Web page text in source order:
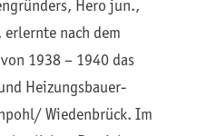
Hero jun.,
nach dem
1938 – 1940 das
Heizungsbauer-
Wiedenbrück. Im